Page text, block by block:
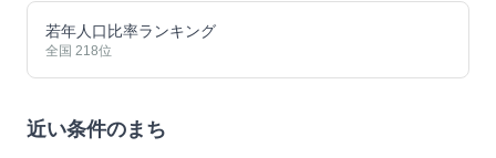
若年人口比率ランキング
全国 218位
近い条件のまち